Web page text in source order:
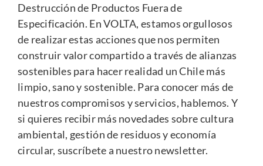
Destrucción de Productos Fuera de
Especificación. En VOLTA, estamos orgullosos
de realizar estas acciones que nos permiten
construir valor compartido a través de alianzas
sostenibles para hacer realidad un Chile más
limpio, sano y sostenible. Para conocer más de
nuestros compromisos y servicios, hablemos. Y
si quieres recibir más novedades sobre cultura
ambiental, gestión de residuos y economía
circular, suscríbete a nuestro newsletter.